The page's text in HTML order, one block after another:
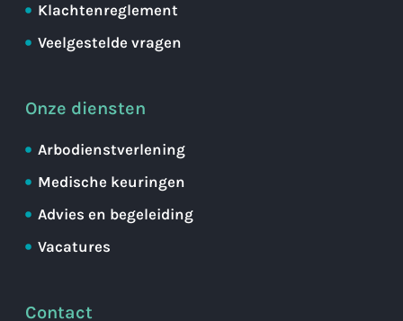
Klachtenreglement
Veelgestelde vragen
Onze diensten
Arbodienstverlening
Medische keuringen
Advies en begeleiding
Vacatures
Contact